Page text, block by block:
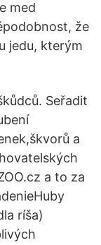
med
že
jedu, kterým
Seřadit
a
a to za
ríša)